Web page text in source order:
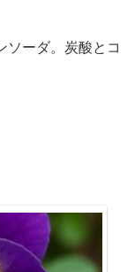
ソーダ。炭酸とコ